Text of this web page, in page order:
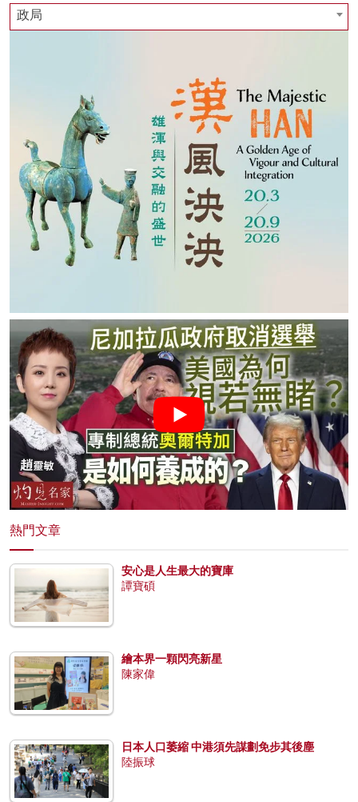
政局
熱門文章
安心是人生最大的寶庫
譚寶碩
繪本界一顆閃亮新星
陳家偉
日本人口萎縮 中港須先謀劃免步其後塵
陸振球